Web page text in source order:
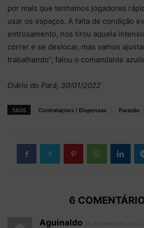
por mais que tenhamos jogadores
usar os espaços. A falta de condição
entrosamento, nos tirou aquela
correr e se deslocar, mas vamos
trabalhando”, falou o comandante
Diário do Pará, 30/01/2022
TAGS Contratações / Dispensas Parazão
6
Aguinaldo